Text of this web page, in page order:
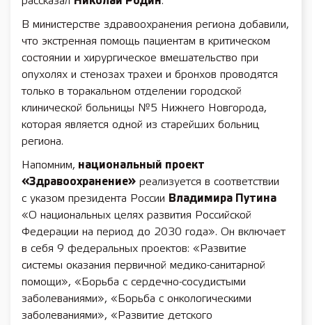
В министерстве здравоохранения региона добавили,
что экстренная помощь пациентам в критическом
состоянии и хирургическое вмешательство при
опухолях и стенозах трахеи и бронхов проводятся
только в торакальном отделении городской
клинической больницы №5 Нижнего Новгорода,
которая является одной из старейших больниц
региона.
Напомним, национальный проект
«Здравоохранение» реализуется в соответствии
с указом президента России Владимира Путина
«О национальных целях развития Российской
Федерации на период до 2030 года». Он включает
в себя 9 федеральных проектов: «Развитие
системы оказания первичной медико-санитарной
помощи», «Борьба с сердечно-сосудистыми
заболеваниями», «Борьба с онкологическими
заболеваниями», «Развитие детского